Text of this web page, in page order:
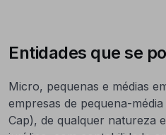
Entidades que se
Micro, pequenas e médias
empresas de pequena-
Cap), de qualquer natureza